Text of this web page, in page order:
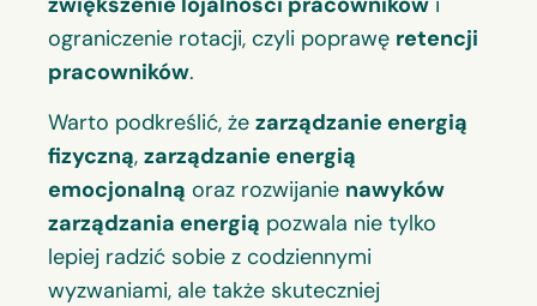
ograniczenie rotacji, czyli poprawę retencji
pracowników.
Warto podkreślić, że zarządzanie energią
fizyczną, zarządzanie energią
emocjonalną oraz rozwijanie nawyków
zarządzania energią pozwala nie tylko
lepiej radzić sobie z codziennymi
wyzwaniami, ale także skuteczniej